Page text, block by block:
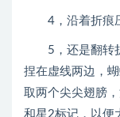
4，沿着折痕压
5，还是翻转折
捏在虚线两边，
取两个尖尖翅膀
和星2标记，以便